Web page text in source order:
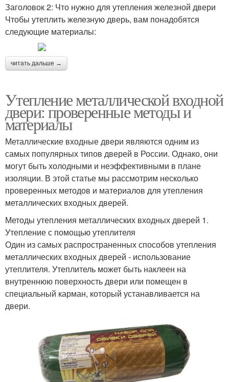
Заголовок 2: Что нужно для утепления железной двери
Чтобы утеплить железную дверь, вам понадобятся
следующие материалы:
читать дальше →
Утепление металлической входной
двери: проверенные методы и
материалы
Металлические входные двери являются одним из
самых популярных типов дверей в России. Однако, они
могут быть холодными и неэффективными в плане
изоляции. В этой статье мы рассмотрим несколько
проверенных методов и материалов для утепления
металлических входных дверей.
Методы утепления металлических входных дверей 1.
Утепление с помощью утеплителя
Один из самых распространенных способов утепления
металлических входных дверей - использование
утеплителя. Утеплитель может быть наклеен на
внутреннюю поверхность двери или помещен в
специальный карман, который устанавливается на
двери.